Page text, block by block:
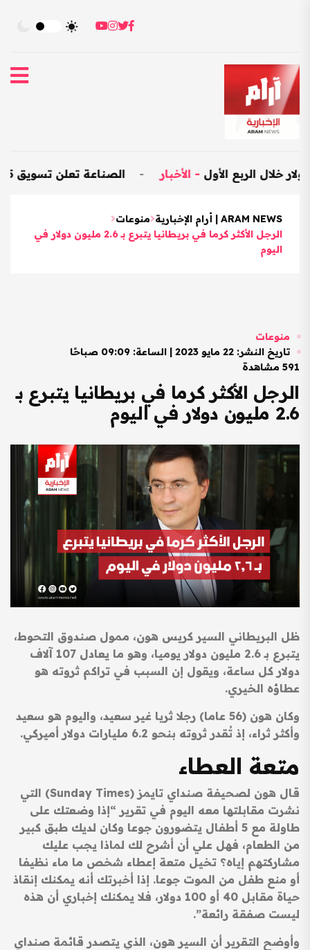
الصناعة تعلن تسويق 25 ألف متر مكعب من المواد الإنشائية - - الأخبار
ARAM NEWS | أرام الإخبارية
منوعات
الرجل الأكثر كرما في بريطانيا يتبرع بـ 2.6 مليون دولار في
اليوم
منوعات
تاريخ النشر: 22 مايو 2023 | الساعة: 09:09 صباحًا
591 مشاهدة
الرجل الأكثر كرما في بريطانيا يتبرع بـ
2.6 مليون دولار في اليوم
ظل البريطاني السير كريس هون، ممول صندوق التحوط،
يتبرع بـ 2.6 مليون دولار يوميا، وهو ما يعادل 107 آلاف
دولار كل ساعة، ويقول إن السبب في تراكم ثروته هو
عطاؤه الخيري.
وكان هون (56 عاما) رجلا ثريا غير سعيد، واليوم هو سعيد
وأكثر ثراء، إذ تُقدر ثروته بنحو 6.2 مليارات دولار أميركي.
متعة العطاء
قال هون لصحيفة صنداي تايمز (Sunday Times) التي
نشرت مقابلتها معه اليوم في تقرير “إذا وضعتك على
طاولة مع 5 أطفال يتضورون جوعا وكان لديك طبق كبير
من الطعام، فهل علي أن أشرح لك لماذا يجب عليك
مشاركتهم إياه؟ تخيل متعة إعطاء شخص ما ماء نظيفا
أو منع طفل من الموت جوعا. إذا أخبرتك أنه يمكنك إنقاذ
حياة مقابل 40 أو 100 دولار، فلا يمكنك إخباري أن هذه
ليست صفقة رائعة”.
وأوضح التقرير أن السير هون، الذي يتصدر قائمة صنداي